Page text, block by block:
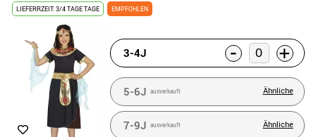
LIEFERRZEIT: 3/4 TAGE TAGE EMPFOHLEN
3-4J - +
5-6J ausverkauft Ähnliche
7-9J ausverkauft Ähnliche